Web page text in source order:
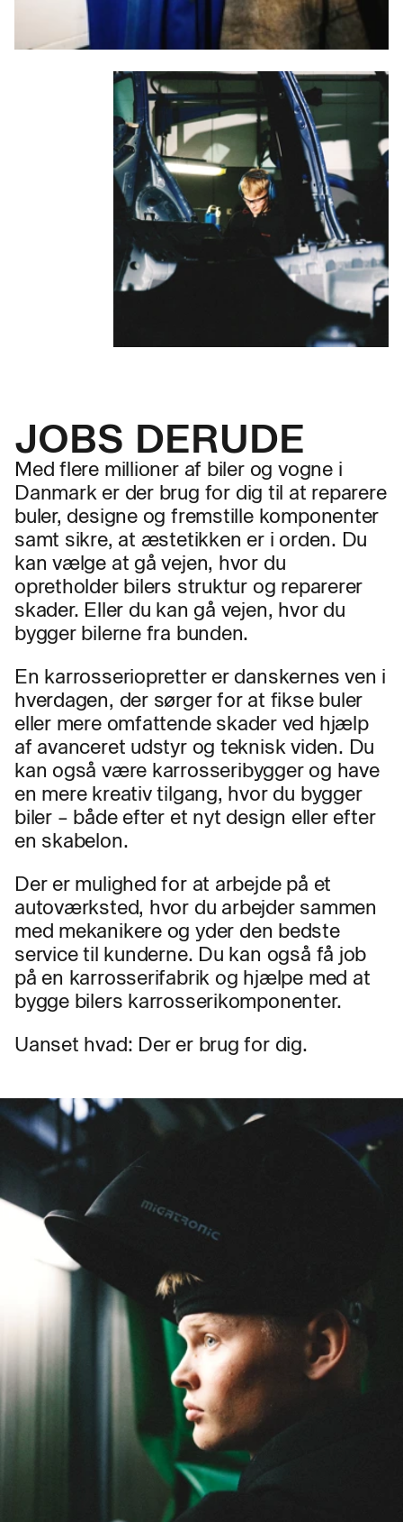
JOBS DERUDE
Med flere millioner af biler og vogne i
Danmark er der brug for dig til at reparere
buler, designe og fremstille komponenter
samt sikre, at æstetikken er i orden. Du
kan vælge at gå vejen, hvor du
opretholder bilers struktur og reparerer
skader. Eller du kan gå vejen, hvor du
bygger bilerne fra bunden.
En karrosseriopretter er danskernes ven i
hverdagen, der sørger for at fikse buler
eller mere omfattende skader ved hjælp
af avanceret udstyr og teknisk viden. Du
kan også være karrosseribygger og have
en mere kreativ tilgang, hvor du bygger
biler – både efter et nyt design eller efter
en skabelon.
Der er mulighed for at arbejde på et
autoværksted, hvor du arbejder sammen
med mekanikere og yder den bedste
service til kunderne. Du kan også få job
på en karrosserifabrik og hjælpe med at
bygge bilers karrosserikomponenter.
Uanset hvad: Der er brug for dig.